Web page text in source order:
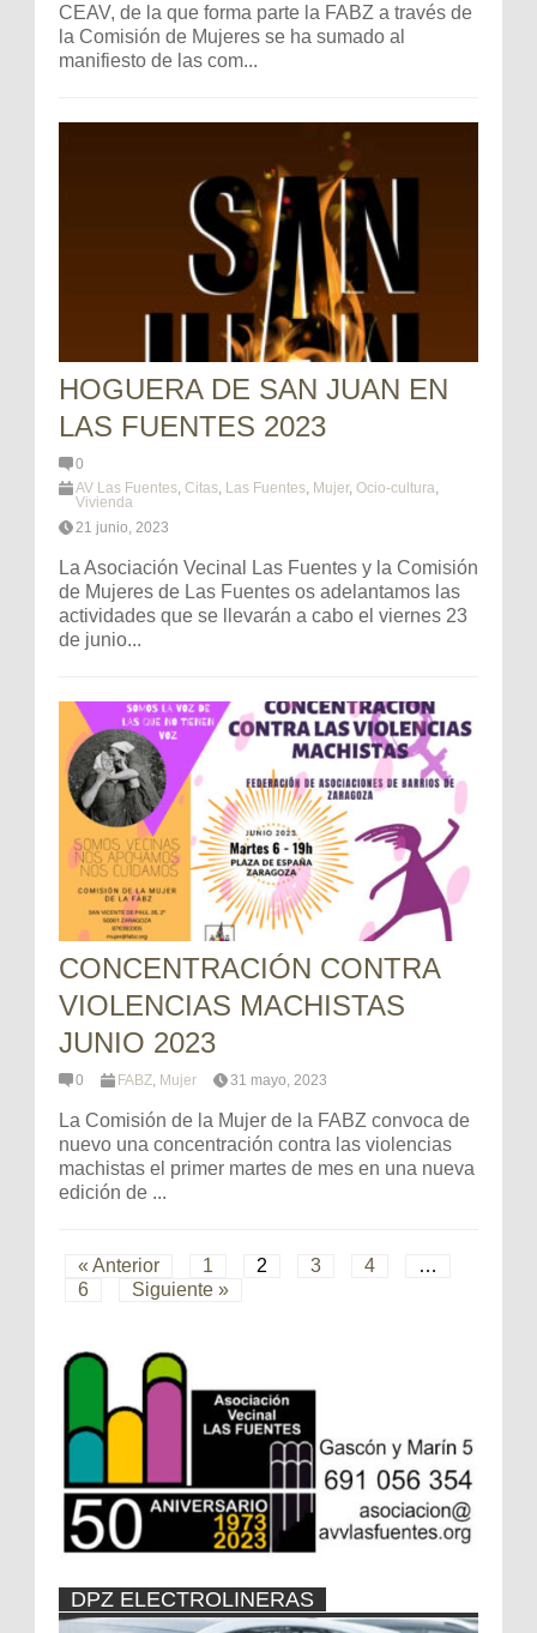
CEAV, de la que forma parte la FABZ a través de
la Comisión de Mujeres se ha sumado al
manifiesto de las com...
HOGUERA DE SAN JUAN EN
LAS FUENTES 2023
0
AV Las Fuentes, Citas, Las Fuentes, Mujer, Ocio-cultura,
Vivienda
21 junio, 2023
La Asociación Vecinal Las Fuentes y la Comisión
de Mujeres de Las Fuentes os adelantamos las
actividades que se llevarán a cabo el viernes 23
de junio...
CONCENTRACIÓN CONTRA
VIOLENCIAS MACHISTAS
JUNIO 2023
0 FABZ, Mujer 31 mayo, 2023
La Comisión de la Mujer de la FABZ convoca de
nuevo una concentración contra las violencias
machistas el primer martes de mes en una nueva
edición de ...
« Anterior 1 2 3 4
…
6
Siguiente »
DPZ ELECTROLINERAS